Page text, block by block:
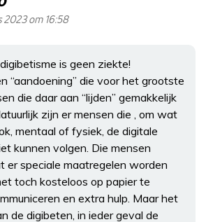
2023 om 16:58
is geen ziekte!
“aandoening” die voor het grootste
die daar aan “lijden” gemakkelijk
zijn er mensen die , om wat
mentaal of fysiek, de digitale
kunnen volgen. Die mensen
er speciale maatregelen worden
toch kosteloos op papier te
en extra hulp. Maar het
de digibeten, in ieder geval de